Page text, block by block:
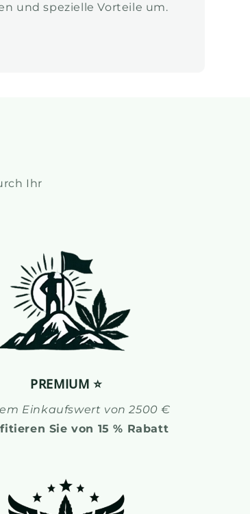
und spezielle Vorteile um.
Ihr
PREMIUM ⭐
Einkaufswert von 2500 €
Sie von 15 % Rabatt